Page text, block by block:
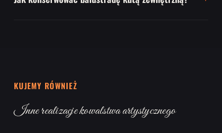
KUJEMY RÓWNIEŻ
Inne realizacje kowalstwa artystycznego